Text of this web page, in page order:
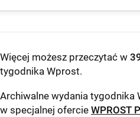
Więcej możesz przeczytać w
tygodnika Wprost.
Archiwalne wydania tygodnika
w specjalnej ofercie WPROST